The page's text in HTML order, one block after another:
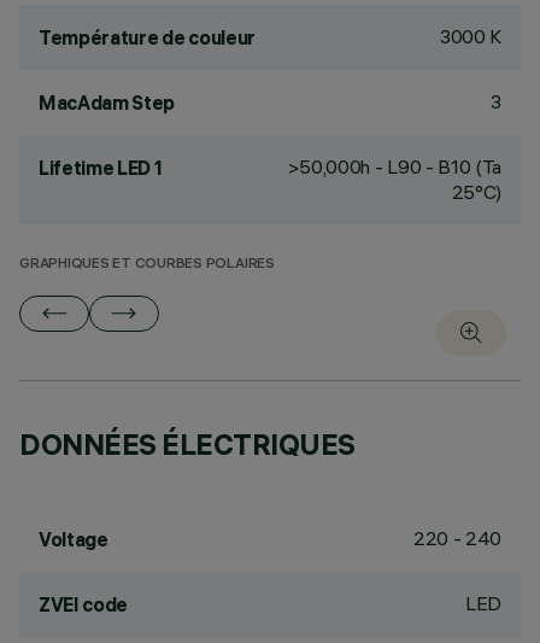
Température de couleur 3000 K
MacAdam Step 3
Lifetime LED 1
>50,000h - L90 - B10 (Ta
25°C)
GRAPHIQUES ET COURBES POLAIRES
DONNÉES ÉLECTRIQUES
Voltage 220 - 240
ZVEI code LED